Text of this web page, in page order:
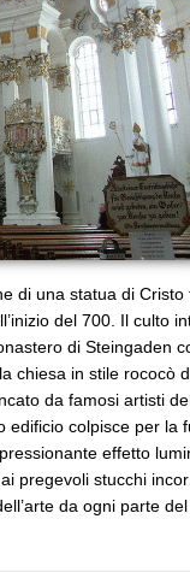
di una statua di
del 700. Il culto
di Steingaden
chiesa in stile rococò
da famosi artisti
edificio colpisce per
effetto
pregevoli stucchi
da ogni parte